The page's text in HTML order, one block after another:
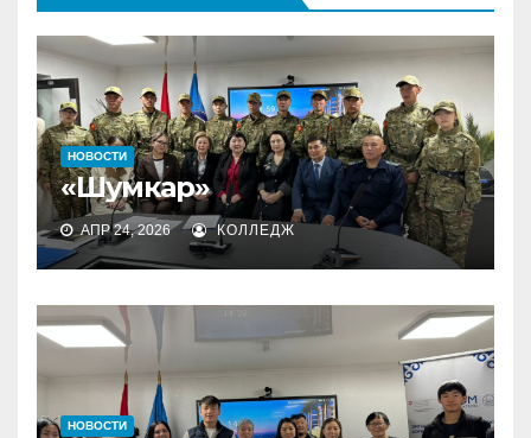
НОВОСТИ
«Шумкар»
АПР 24, 2026 КОЛЛЕДЖ
НОВОСТИ